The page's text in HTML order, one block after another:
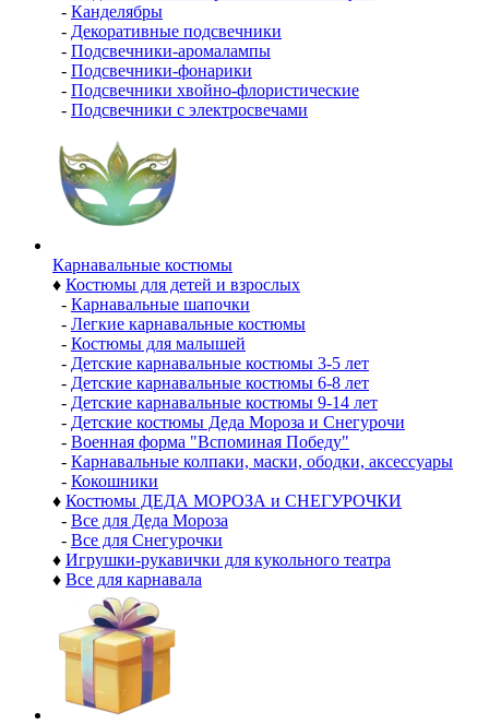
- Канделябры
- Декоративные подсвечники
- Подсвечники-аромалампы
- Подсвечники-фонарики
- Подсвечники хвойно-флористические
- Подсвечники с электросвечами
Карнавальные костюмы
♦ Костюмы для детей и взрослых
- Карнавальные шапочки
- Легкие карнавальные костюмы
- Костюмы для малышей
- Детские карнавальные костюмы 3-5 лет
- Детские карнавальные костюмы 6-8 лет
- Детские карнавальные костюмы 9-14 лет
- Детские костюмы Деда Мороза и Снегурочи
- Военная форма "Вспоминая Победу"
- Карнавальные колпаки, маски, ободки, аксессуары
- Кокошники
♦ Костюмы ДЕДА МОРОЗА и СНЕГУРОЧКИ
- Все для Деда Мороза
- Все для Снегурочки
♦ Игрушки-рукавички для кукольного театра
♦ Все для карнавала